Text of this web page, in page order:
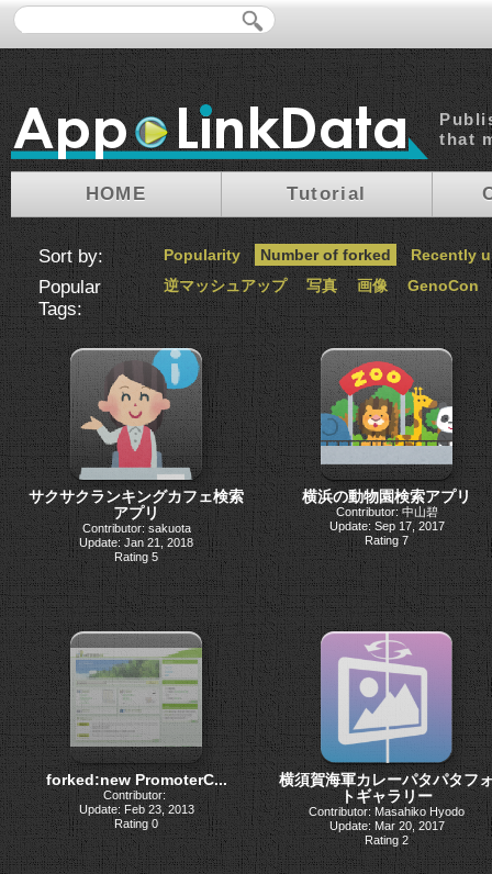
that
HOME Tutorial
Sort by: Popularity Number of forked Recently
Popular
Tags:
逆マッシュアップ 写真 画像 GenoCon
サクサクランキングカフェ検索
アプリ
Contributor: sakuota
Update: Jan 21, 2018
Rating 5
横浜の動物園検索アプリ
Contributor: 中山碧
Update: Sep 17, 2017
Rating 7
forked:new PromoterC...
Contributor:
Update: Feb 23, 2013
Rating 0
横須賀海軍カレーパタパタフ
トギャラリー
Contributor: Masahiko Hyodo
Update: Mar 20, 2017
Rating 2